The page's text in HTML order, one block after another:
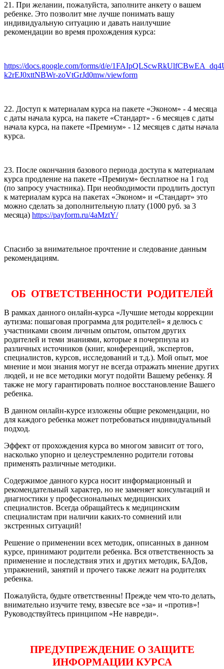
21. При желании, пожалуйста, заполните анкету о вашем
ребенке. Это позволит мне лучше понимать вашу
индивидуальную ситуацию и давать наилучшие
рекомендации во время прохождения курса:
https://docs.google.com/forms/d/e/
k2rEJ0xttNBWr-zoVtGrJd0mw/viewform
22. Доступ к материалам курса на пакете «Эконом» - 4 месяца
с даты начала курса, на пакете «Стандарт» - 6 месяцев с даты
начала курса, на пакете «Премиум» - 12 месяцев с даты начала
курса.
23. После окончания базового периода доступа к материалам
курса продление на пакете «Премиум» бесплатное на 1 год
(по запросу участника). При необходимости продлить доступ
к материалам курса на пакетах «Эконом» и «Стандарт» это
можно сделать за дополнительную плату (1000 руб. за 3
месяца) https://payform.ru/4aMztY/
Спасибо за внимательное прочтение и следование данным
рекомендациям.
ОБ ОТВЕТСТВЕННОСТИ РОДИТЕЛЕЙ
В рамках данного онлайн-курса «Лучшие методы коррекции
аутизма: пошаговая программа для родителей» я делюсь с
участниками своим личным опытом, опытом других
родителей и теми знаниями, которые я почерпнула из
различных источников (книг, конференций, экспертов,
специалистов, курсов, исследований и т.д.). Мой опыт, мое
мнение и мои знания могут не всегда отражать мнение других
людей, и не все методики могут подойти Вашему ребенку. Я
также не могу гарантировать полное восстановление Вашего
ребенка.
В данном онлайн-курсе изложены общие рекомендации, но
для каждого ребенка может потребоваться индивидуальный
подход.
Эффект от прохождения курса во многом зависит от того,
насколько упорно и целеустремленно родители готовы
применять различные методики.
Содержимое данного курса носит информационный и
рекомендательный характер, но не заменяет консультаций и
диагностики у профессиональных медицинских
специалистов. Всегда обращайтесь к медицинским
специалистам при наличии каких-то сомнений или
экстренных ситуаций!
Решение о применении всех методик, описанных в данном
курсе, принимают родители ребенка. Вся ответственность за
применение и последствия этих и других методик, БАДов,
упражнений, занятий и прочего также лежит на родителях
ребенка.
Пожалуйста, будьте ответственны! Прежде чем что-то делать,
внимательно изучите тему, взвесьте все «за» и «против»!
Руководствуйтесь принципом «Не навреди».
ПРЕДУПРЕЖДЕНИЕ О ЗАЩИТЕ
ИНФОРМАЦИИ КУРСА